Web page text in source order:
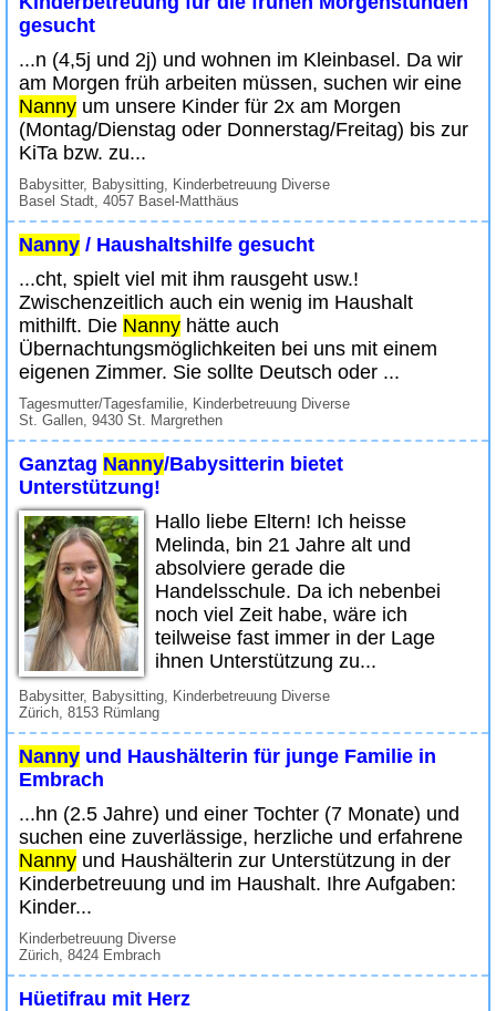
gesucht
...n (4,5j und 2j) und wohnen im Kleinbasel. Da wir
am Morgen früh arbeiten müssen, suchen wir eine
Nanny um unsere Kinder für 2x am Morgen
(Montag/Dienstag oder Donnerstag/Freitag) bis zur
KiTa bzw. zu...
Babysitter, Babysitting, Kinderbetreuung Diverse
Basel Stadt, 4057 Basel-Matthäus
Nanny / Haushaltshilfe gesucht
...cht, spielt viel mit ihm rausgeht usw.!
Zwischenzeitlich auch ein wenig im Haushalt
mithilft. Die Nanny hätte auch
Übernachtungsmöglichkeiten bei uns mit einem
eigenen Zimmer. Sie sollte Deutsch oder ...
Tagesmutter/Tagesfamilie, Kinderbetreuung Diverse
St. Gallen, 9430 St. Margrethen
Ganztag Nanny/Babysitterin bietet
Unterstützung!
Hallo liebe Eltern! Ich heisse
Melinda, bin 21 Jahre alt und
absolviere gerade die
Handelsschule. Da ich nebenbei
noch viel Zeit habe, wäre ich
teilweise fast immer in der Lage
ihnen Unterstützung zu...
Babysitter, Babysitting, Kinderbetreuung Diverse
Zürich, 8153 Rümlang
Nanny und Haushälterin für junge Familie in
Embrach
...hn (2.5 Jahre) und einer Tochter (7 Monate) und
suchen eine zuverlässige, herzliche und erfahrene
Nanny und Haushälterin zur Unterstützung in der
Kinderbetreuung und im Haushalt. Ihre Aufgaben:
Kinder...
Kinderbetreuung Diverse
Zürich, 8424 Embrach
Hüetifrau mit Herz